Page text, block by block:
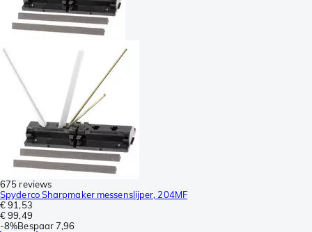
675 reviews
Spyderco Sharpmaker messenslijper, 204MF
€ 91,53
€ 99,49
-8%Bespaar7,96